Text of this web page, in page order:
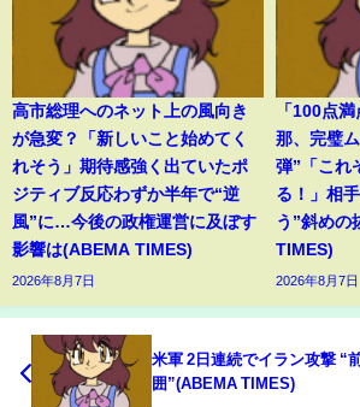
高市総理へのネット上の風向き
が急変？「新しいこと始めてく
れそう」期待感強く出ていたポ
ジティブ反応わずか半年で“逆
風”に…今後の政権運営に及ぼす
影響は(ABEMA TIMES)
2026年8月7日
「100点
那、完璧
弾”「これ
る！」相
う”斜めの
TIMES)
2026年8月7日
米軍 2日連続でイラン攻撃 “
囲”(ABEMA TIMES)